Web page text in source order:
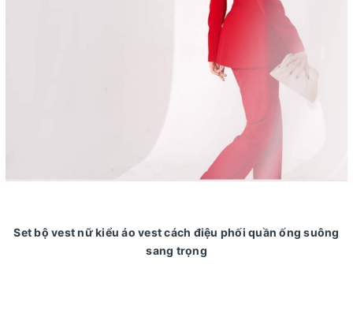
Set bộ vest nữ kiểu áo vest cách điệu phối quần ống suông
sang trọng